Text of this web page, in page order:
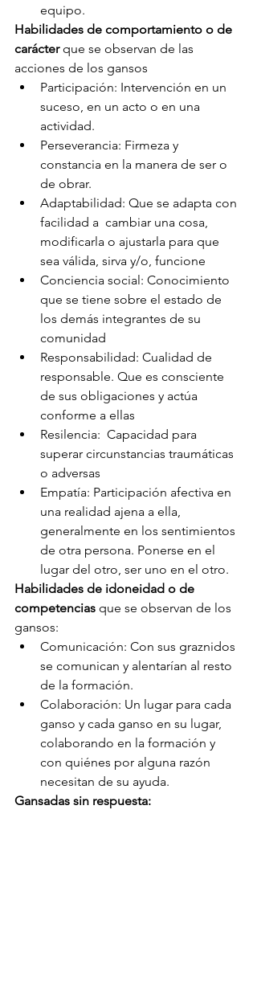
equipo.
Habilidades de comportamiento o de
carácter que se observan de las
acciones de los gansos
Participación: Intervención en un
suceso, en un acto o en una
actividad.
Perseverancia: Firmeza y
constancia en la manera de ser o
de obrar.
Adaptabilidad: Que se adapta con
facilidad a  cambiar una cosa,
modificarla o ajustarla para que
sea válida, sirva y/o, funcione
Conciencia social: Conocimiento
que se tiene sobre el estado de
los demás integrantes de su
comunidad
Responsabilidad: Cualidad de
responsable. Que es consciente
de sus obligaciones y actúa
conforme a ellas
Resilencia:  Capacidad para
superar circunstancias traumáticas
o adversas
Empatía: Participación afectiva en
una realidad ajena a ella,
generalmente en los sentimientos
de otra persona. Ponerse en el
lugar del otro, ser uno en el otro.
Habilidades de idoneidad o de
competencias que se observan de los
gansos:
Comunicación: Con sus graznidos
se comunican y alentarían al resto
de la formación.
Colaboración: Un lugar para cada
ganso y cada ganso en su lugar,
colaborando en la formación y
con quiénes por alguna razón
necesitan de su ayuda.
Gansadas sin respuesta: